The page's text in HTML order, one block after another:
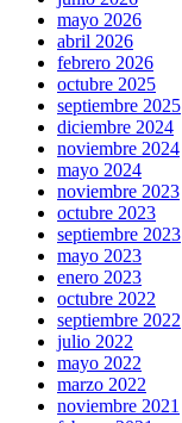
mayo 2026
abril 2026
febrero 2026
octubre 2025
septiembre 2025
diciembre 2024
noviembre 2024
mayo 2024
noviembre 2023
octubre 2023
septiembre 2023
mayo 2023
enero 2023
octubre 2022
septiembre 2022
julio 2022
mayo 2022
marzo 2022
noviembre 2021